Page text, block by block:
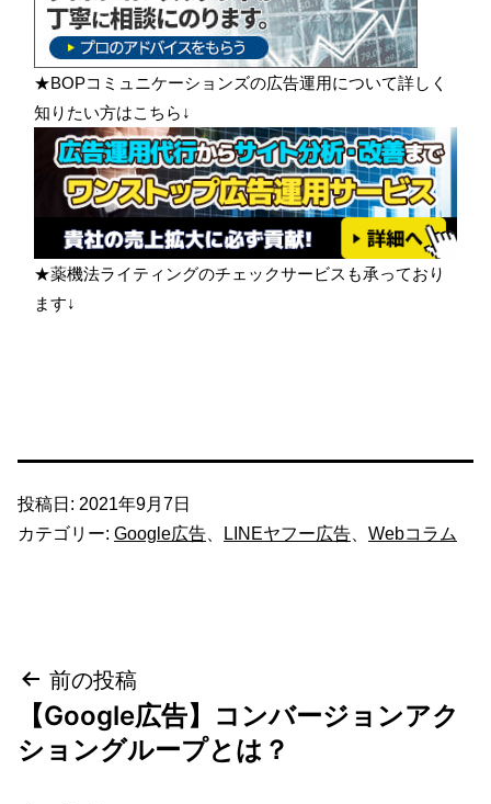
★BOPコミュニケーションズの広告運用について詳しく
知りたい方はこちら↓
★薬機法ライティングのチェックサービスも承っており
ます↓
投稿日: 2021年9月7日
カテゴリー: Google広告 LINEヤフー広告 Webコラム
投
稿
前の投稿
【Google広告】コンバージョンアク
ショングループとは？